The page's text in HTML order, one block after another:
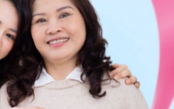
những hoàn cảnh
các khía cạnh khác. Ví
tình dục, tình trạng xuất
như thế nào đến đời